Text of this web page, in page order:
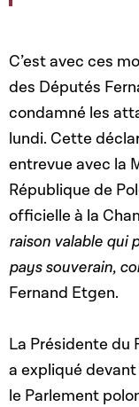
C’est avec ces
des Députés
condamné les
lundi. Cette
entrevue avec la
République de
officielle à la
raison valable qui
pays souverain,
Fernand Etgen.
La Présidente du
a expliqué
le Parlement